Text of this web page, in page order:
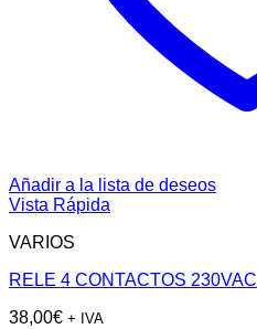
Añadir a la lista de deseos
Vista Rápida
VARIOS
RELE 4 CONTACTOS 230VAC
38,00€ + IVA